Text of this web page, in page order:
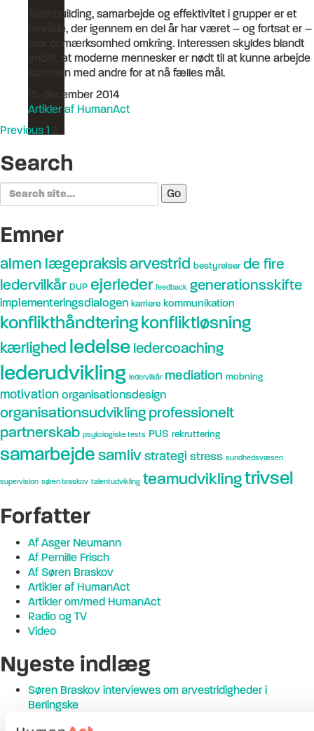
Teambuilding, samarbejde og effektivitet i grupper er et
område, der igennem en del år har været – og fortsat er –
stor opmærksomhed omkring. Interessen skyldes blandt
andet, at moderne mennesker er nødt til at kunne arbejde
sammen med andre for at nå fælles mål.
15. december 2014
Artikler af HumanAct
Previous 1
Search
Search
for:
Emner
almen lægepraksisarvestrid bestyrelser de fire
ledervilkår DUP ejerleder feedback generationsskifte
implementeringsdialogen karriere kommunikation
konflikthåndteringkonfliktløsning
kærlighed ledelse ledercoaching
lederudvikling ledervilkår mediation mobning
motivationorganisationsdesign
organisationsudviklingprofessionelt
partnerskab psykologiske tests PUS rekruttering
samarbejdesamlivstrategi stress sundhedsvæsen
supervision søren braskov talentudvikling teamudviklingtrivsel
Forfatter
Af Asger Neumann
Af Pernille Frisch
Af Søren Braskov
Artikler af HumanAct
Artikler om/med HumanAct
Radio og TV
Video
Nyeste indlæg
Søren Braskov interviewes om arvestridigheder i
Berlingske